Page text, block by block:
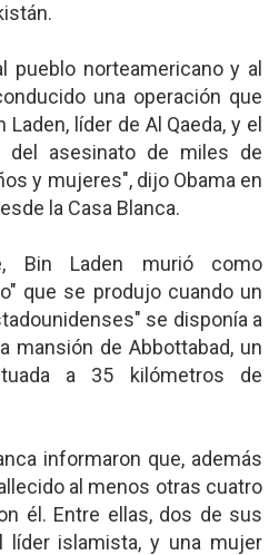
pueblo norteamericano y al
una operación que
líder de Al Qaeda, y el
del asesinato de miles de
y mujeres", dijo Obama en
la Casa Blanca.
Bin Laden murió como
que se produjo cuando un
se disponía a
mansión de Abbottabad, un
a 35 kilómetros de
informaron que, además
al menos otras cuatro
él. Entre ellas, dos de sus
líder islamista, y una mujer